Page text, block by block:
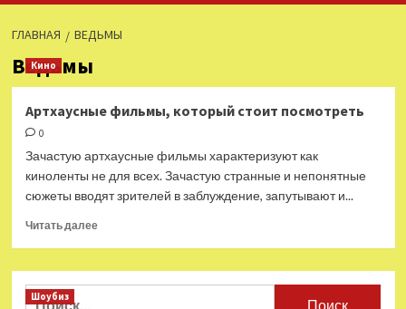
ГЛАВНАЯ ВЕДЬМЫ
Ведьмы
Кино
Артхаусные фильмы, который стоит посмотреть
0
Зачастую артхаусные фильмы характеризуют как
киноленты не для всех. Зачастую странные и непонятные
сюжеты вводят зрителей в заблуждение, запутывают и...
Читать далееПрочитать
Артхаусные
Найти:
Шоубиз